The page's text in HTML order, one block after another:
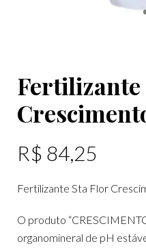
Fertilizante
R$ 84,25
Fertilizante Sta Flor
O produto
organomineral de pH